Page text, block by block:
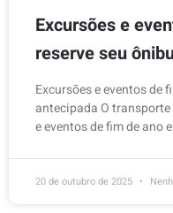
Excursões e
reserve seu
Excursões e eventos de
antecipada O
e eventos de fim de ano
20 de outubro de 2025